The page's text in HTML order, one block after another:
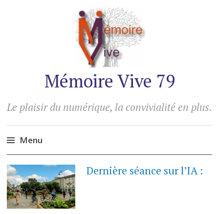
Mémoire Vive 79
Le plaisir du numérique, la convivialité en plus.
Menu
Accéder
au
contenu
Dernière séance sur l’IA :